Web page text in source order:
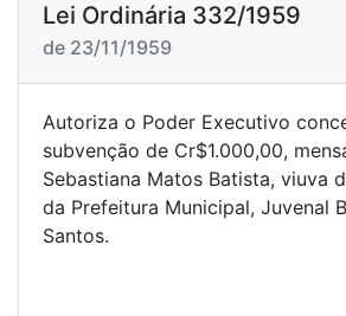
Lei Ordinária 332/1959
de 23/11/1959
Autoriza o Poder Executivo
subvenção de Cr$1.000,00,
Sebastiana Matos Batista, viuva
da Prefeitura Municipal, Juvenal
Santos.